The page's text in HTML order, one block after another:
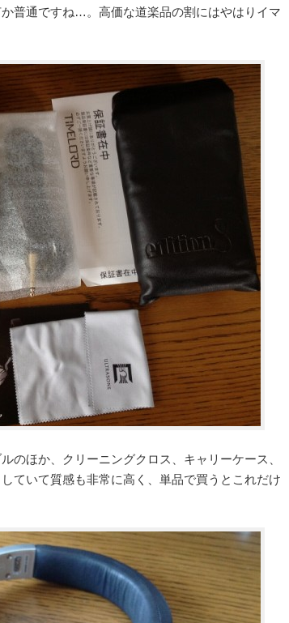
普通ですね…。高価な道楽品の割にはやはりイマ
のほか、クリーニングクロス、キャリーケース、
ていて質感も非常に高く、単品で買うとこれだけ